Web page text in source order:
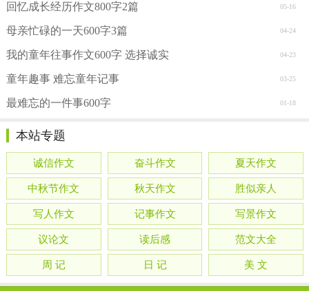
05-16
回忆成长经历作文800字2篇
04-24
母亲忙碌的一天600字3篇
04-23
我的童年往事作文600字 选择诚实
03-25
童年趣事 难忘童年记事
01-18
最难忘的一件事600字
本站专题
诚信作文 奋斗作文 夏天作文
中秋节作文 秋天作文 胜似亲人
写人作文 记事作文 写景作文
议论文 读后感 范文大全
周 记 日 记 美 文